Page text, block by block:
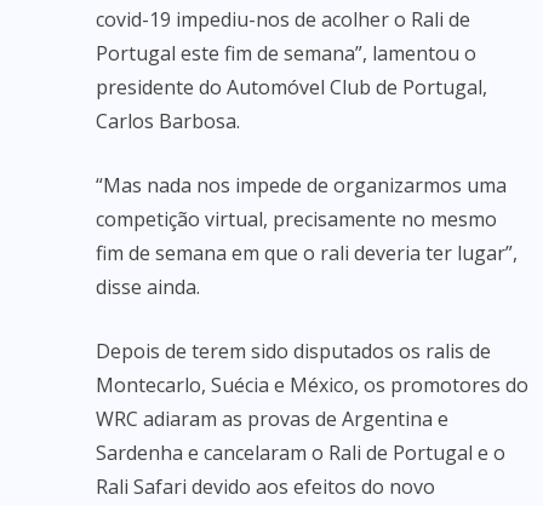
covid-19 impediu-nos de acolher o Rali de
Portugal este fim de semana”, lamentou o
presidente do Automóvel Club de Portugal,
Carlos Barbosa.
“Mas nada nos impede de organizarmos uma
competição virtual, precisamente no mesmo
fim de semana em que o rali deveria ter lugar”,
disse ainda.
Depois de terem sido disputados os ralis de
Montecarlo, Suécia e México, os promotores do
WRC adiaram as provas de Argentina e
Sardenha e cancelaram o Rali de Portugal e o
Rali Safari devido aos efeitos do novo